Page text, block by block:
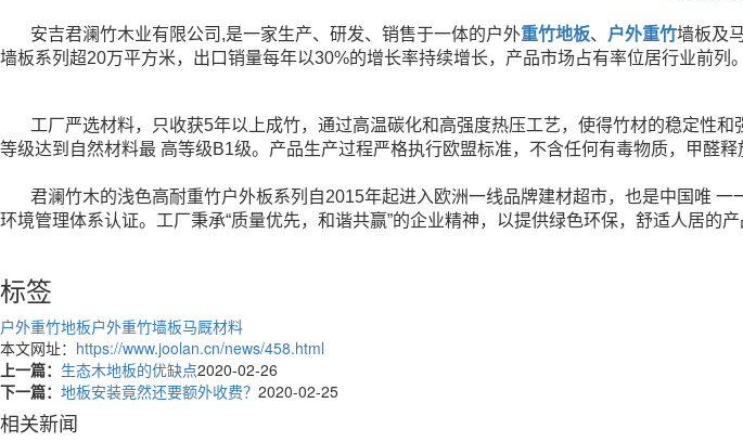
安吉君澜竹木业有限公司,是一家生产、研发、销售于一体的户外重竹地板、 户外重竹墙板及
墙板系列超20万平方米，出口销量每年以30%的增长率持续增长，产品市场占有率位居行业前列。
工厂严选材料，只收获5年以上成竹，通过高温碳化和高强度热压工艺，使得竹材的稳定性
等级达到自然材料最 高等级B1级。产品生产过程严格执行欧盟标准，不含任何有毒物质，甲醛释
君澜竹木的浅色高耐重竹户外板系列自2015年起进入欧洲一线品牌建材超市，也是中国唯
环境管理体系认证。工厂秉承“质量优先，和谐共赢”的企业精神，以提供绿色环保，舒适人居的
标签
户外重竹地板户外重竹墙板马厩材料
本文网址： https://www.joolan.cn/news/458.html
上一篇： 生态木地板的优缺点2020-02-26
下一篇： 地板安装竟然还要额外收费？ 2020-02-25
相关新闻